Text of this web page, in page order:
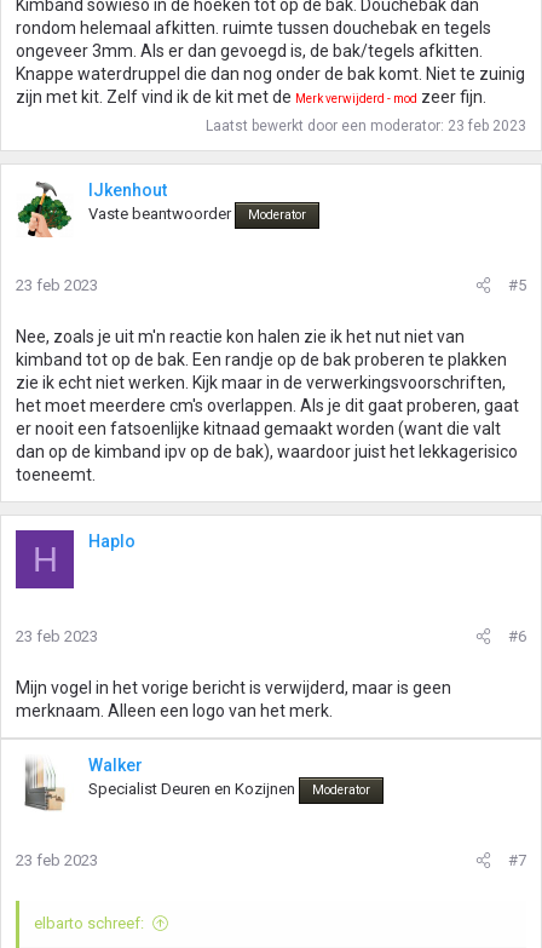
Kimband sowieso in de hoeken tot op de bak. Douchebak dan
rondom helemaal afkitten. ruimte tussen douchebak en tegels
ongeveer 3mm. Als er dan gevoegd is, de bak/tegels afkitten.
Knappe waterdruppel die dan nog onder de bak komt. Niet te zuinig
zijn met kit. Zelf vind ik de kit met de Merk verwijderd - mod zeer fijn.
Laatst bewerkt door een moderator: 23 feb 2023
IJkenhout
Vaste beantwoorder Moderator
23 feb 2023 #5
Nee, zoals je uit m'n reactie kon halen zie ik het nut niet van
kimband tot op de bak. Een randje op de bak proberen te plakken
zie ik echt niet werken. Kijk maar in de verwerkingsvoorschriften,
het moet meerdere cm's overlappen. Als je dit gaat proberen, gaat
er nooit een fatsoenlijke kitnaad gemaakt worden (want die valt
dan op de kimband ipv op de bak), waardoor juist het lekkagerisico
toeneemt.
H Haplo
23 feb 2023 #6
Mijn vogel in het vorige bericht is verwijderd, maar is geen
merknaam. Alleen een logo van het merk.
Walker
Specialist Deuren en Kozijnen Moderator
23 feb 2023 #7
elbarto schreef: